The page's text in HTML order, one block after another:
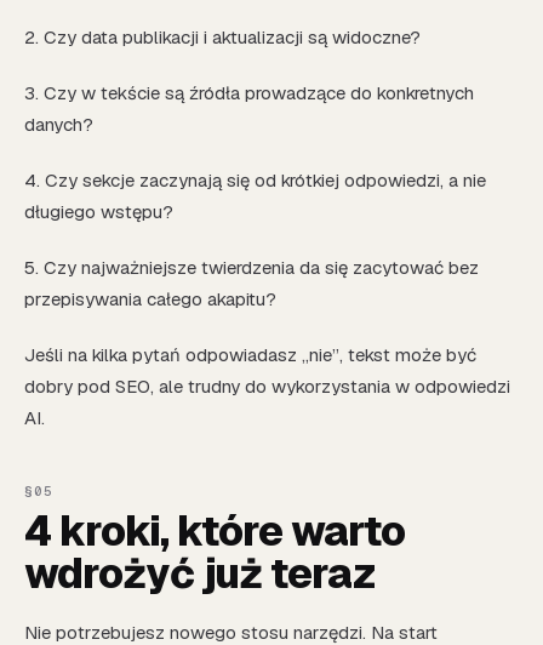
2. Czy data publikacji i aktualizacji są widoczne?
3. Czy w tekście są źródła prowadzące do konkretnych
danych?
4. Czy sekcje zaczynają się od krótkiej odpowiedzi, a nie
długiego wstępu?
5. Czy najważniejsze twierdzenia da się zacytować bez
przepisywania całego akapitu?
Jeśli na kilka pytań odpowiadasz „nie”, tekst może być
dobry pod SEO, ale trudny do wykorzystania w odpowiedzi
AI.
4 kroki, które warto
wdrożyć już teraz
Nie potrzebujesz nowego stosu narzędzi. Na start